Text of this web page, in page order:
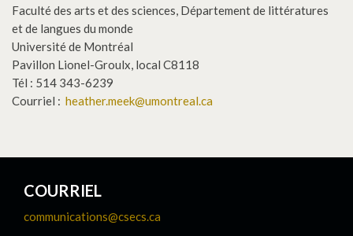
Faculté des arts et des sciences, Département de littératures
et de langues du monde
Université de Montréal
Pavillon Lionel-Groulx, local C8118
Tél : 514 343-6239
Courriel : heather.meek@umontreal.ca
COURRIEL
communications@csecs.ca